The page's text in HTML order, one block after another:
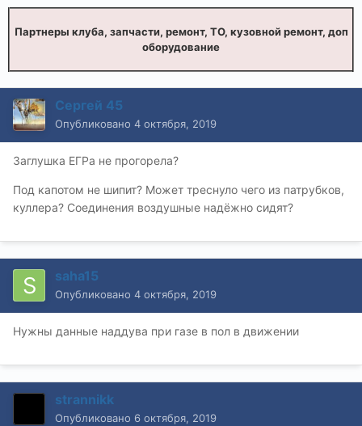
Партнеры клуба, запчасти, ремонт, ТО, кузовной ремонт, доп
оборудование
Сергей 45
Опубликовано 4 октября, 2019
Заглушка ЕГРа не прогорела?
Под капотом не шипит? Может треснуло чего из патрубков,
куллера? Соединения воздушные надёжно сидят?
saha15
Опубликовано 4 октября, 2019
Нужны данные наддува при газе в пол в движении
strannikk
Опубликовано 6 октября, 2019